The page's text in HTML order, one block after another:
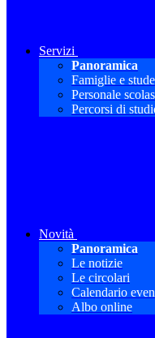
Servizi
Panoramica
Famiglie e
Personale
Percorsi di
Novità
Panoramica
Le notizie
Le circolari
Calendario
Albo online